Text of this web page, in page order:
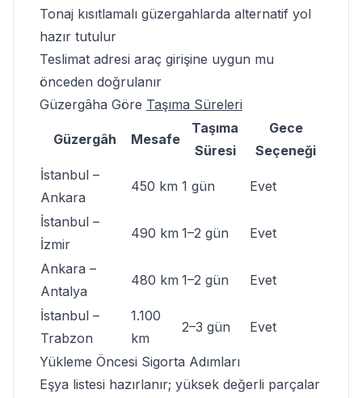
Tonaj kısıtlamalı güzergahlarda alternatif yol
hazır tutulur
Teslimat adresi araç girişine uygun mu
önceden doğrulanır
Güzergâha Göre Taşıma Süreleri
Güzergâh Mesafe
Taşıma
Süresi
Gece
Seçeneği
İstanbul –
Ankara
450 km 1 gün Evet
İstanbul –
İzmir
490 km 1–2 gün Evet
Ankara –
Antalya
480 km 1–2 gün Evet
İstanbul –
Trabzon
1.100
km
2–3 gün Evet
Yükleme Öncesi Sigorta Adımları
Eşya listesi hazırlanır; yüksek değerli parçalar